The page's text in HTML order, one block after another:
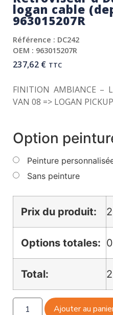
logan cable
963015207R
Référence : DC242
OEM : 963015207R
237,62 € TTC
FINITION AMBIANCE –
VAN 08 => LOGAN
Option
Peinture
Sans peinture
Prix du produit:
Options totales:
Total:
Ajouter au